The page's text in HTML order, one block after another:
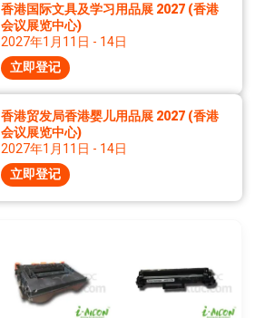
香港国际文具及学习用品展 2027 (香港
会议展览中心)
2027年1月11日 - 14日
立即登记
香港贸发局香港婴儿用品展 2027 (香港
会议展览中心)
2027年1月11日 - 14日
立即登记